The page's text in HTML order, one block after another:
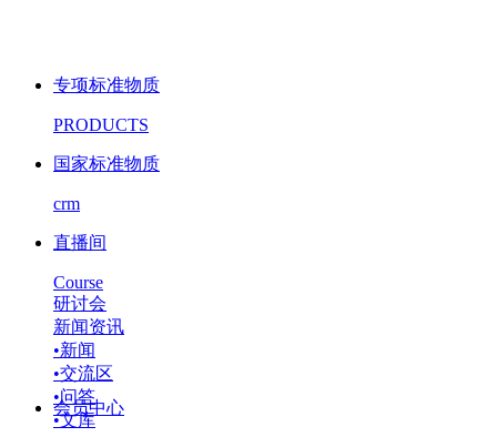
专项标准物质
PRODUCTS
国家标准物质
crm
直播间
Course
研讨会
新闻资讯
•新闻
•交流区
•问答
•文库
会员中心